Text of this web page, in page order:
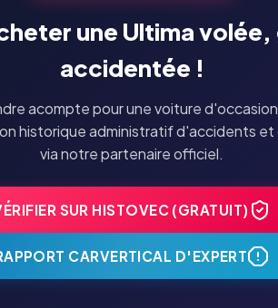
une Ultima volée,
accidentée !
acompte pour une voiture
historique administratif d'accidents et
via notre partenaire officiel.
SUR HISTOVEC (GRATUIT)
CARVERTICAL D'EXPERT